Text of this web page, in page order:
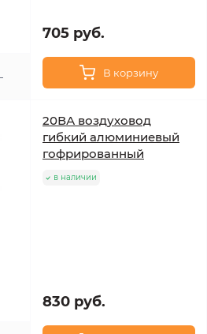
705 руб.
В корзину
20ВА воздуховод
гибкий алюминиевый
гофрированный
в наличии
830 руб.